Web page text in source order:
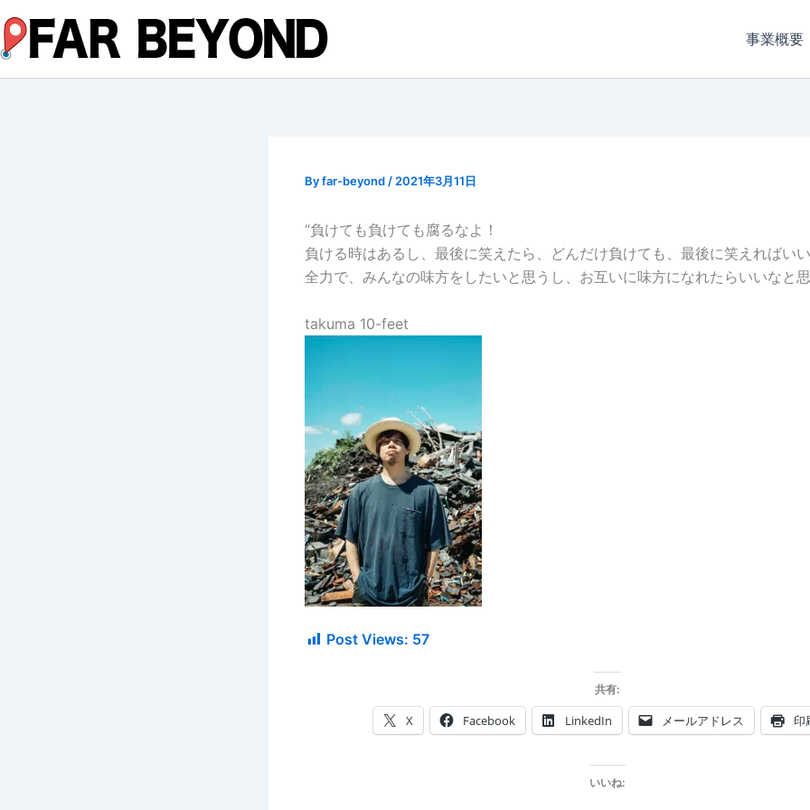
容
を
ス
事業概要
Byfar-beyond / 2021年3月11日
“負けても負けても腐るなよ！
負ける時はあるし、最後に笑えたら、どんだけ負けても、最後に笑えればい
全力で、みんなの味方をしたいと思うし、お互いに味方になれたらいいなと
takuma 10-feet
Post Views: 57
共有:
X Facebook LinkedIn メールアドレス 印
いいね: